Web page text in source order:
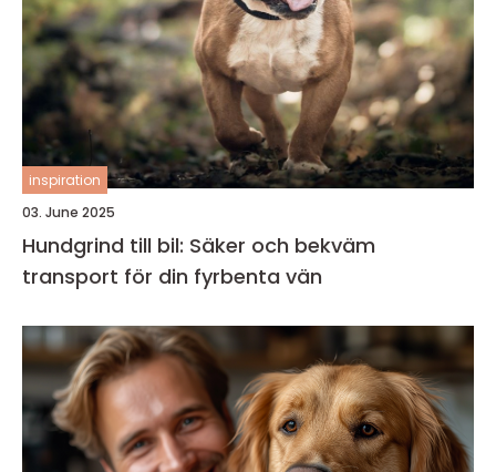
inspiration
03. June 2025
Hundgrind till bil: Säker och bekväm
transport för din fyrbenta vän